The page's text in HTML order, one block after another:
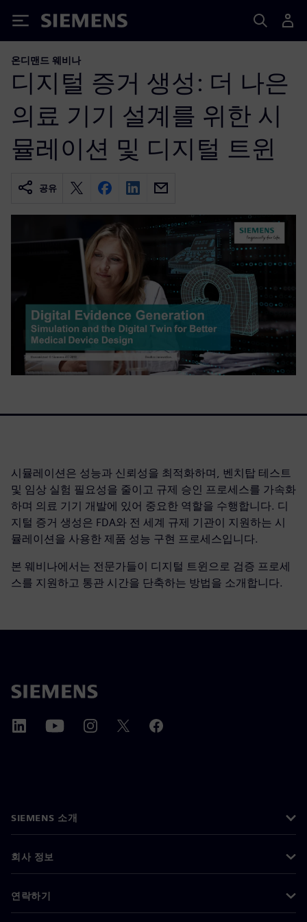
Siemens
온디맨드 웨비나
디지털 증거 생성: 더 나은
의료 기기 설계를 위한 시
뮬레이션 및 디지털 트윈
공유
시뮬레이션은 성능과 신뢰성을 최적화하며, 벤치탑 테스트
및 임상 실험 필요성을 줄이고 규제 승인 프로세스를 가속화
하며 의료 기기 개발에 있어 중요한 역할을 수행합니다. 디
지털 증거 생성은 FDA와 전 세계 규제 기관이 지원하는 시
뮬레이션을 사용한 제품 성능 구현 프로세스입니다.
본 웨비나에서는 전문가들이 디지털 트윈으로 검증 프로세
스를 지원하고 통관 시간을 단축하는 방법을 소개합니다.
SIEMENS 소개
회사 정보
연락하기